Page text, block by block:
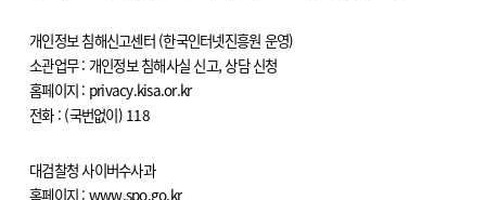
개인정보 침해신고센터 (한국인터넷진흥원 운영)
소관업무 : 개인정보 침해사실 신고, 상담 신청
홈페이지 : privacy.kisa.or.kr
전화 : (국번없이) 118
대검찰청 사이버수사과
홈페이지 : www.spo.go.kr